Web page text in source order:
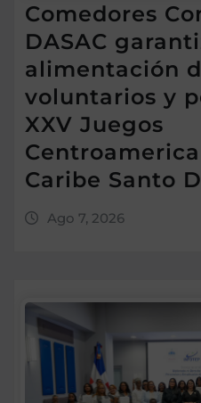
Comedores
DASAC
alimentación
voluntarios y
XXV Juegos
Caribe Santo
Ago 7, 2026